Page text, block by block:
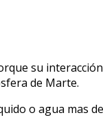
su
de Marte.
o agua mas